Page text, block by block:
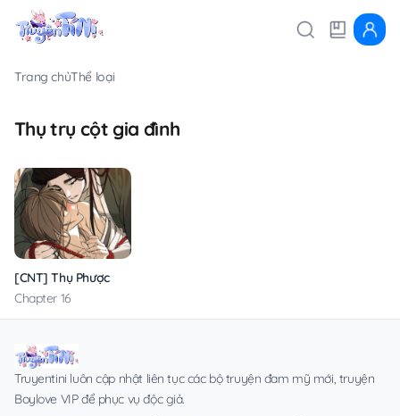
Trang chủThể loại
Thụ trụ cột gia đình
[CNT] Thụ Phược
Chapter 16
Truyentini luôn cập nhật liên tục các bộ truyện đam mỹ mới, truyện
Boylove VIP để phục vụ độc giả.